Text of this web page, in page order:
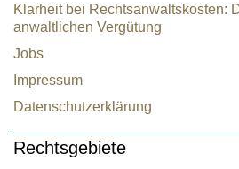
Klarheit bei Rechtsanwaltskosten:
anwaltlichen Vergütung
Jobs
Impressum
Datenschutzerklärung
Rechtsgebiete